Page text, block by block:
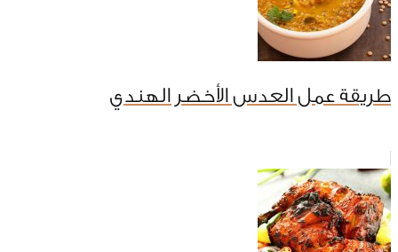
طريقة عمل العدس الأخضر الهندي